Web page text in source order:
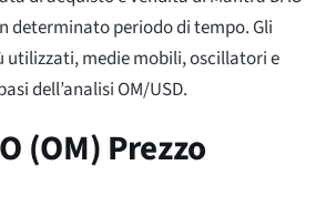
determinato periodo di tempo. Gli
medie mobili, oscillatori e
dell’analisi OM/USD.
(OM) Prezzo